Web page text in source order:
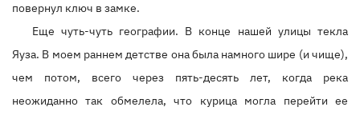
повернул ключ в замке.
Еще чуть-чуть географии. В конце нашей улицы текла
Яуза. В моем раннем детстве она была намного шире (и чище),
чем потом, всего через пять-десять лет, когда река
неожиданно так обмелела, что курица могла перейти ее